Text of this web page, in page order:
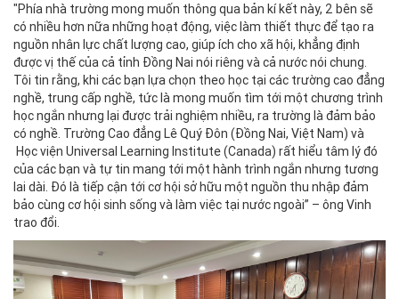
"Phía nhà trường mong muốn thông qua bản kí kết này, 2 bên sẽ
có nhiều hơn nữa những hoạt động, việc làm thiết thực để tạo ra
nguồn nhân lực chất lượng cao, giúp ích cho xã hội, khẳng định
được vị thế của cả tỉnh Đồng Nai nói riêng và cả nước nói chung.
Tôi tin rằng, khi các bạn lựa chọn theo học tại các trường cao đẳng
nghề, trung cấp nghề, tức là mong muốn tìm tới một chương trình
học ngắn nhưng lại được trải nghiệm nhiều, ra trường là đảm bảo
có nghề. Trường Cao đẳng Lê Quý Đôn (Đồng Nai, Việt Nam) và
Học viện Universal Learning Institute (Canada) rất hiểu tâm lý đó
của các bạn và tự tin mang tới một hành trình ngắn nhưng tương
lai dài. Đó là tiếp cận tới cơ hội sở hữu một nguồn thu nhập đảm
bảo cùng cơ hội sinh sống và làm việc tại nước ngoài” – ông Vinh
trao đổi.